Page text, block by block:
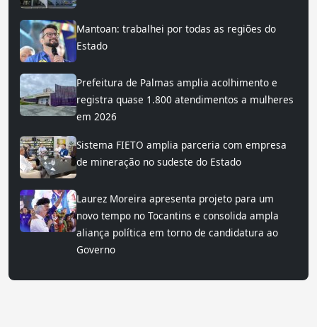
Mantoan: trabalhei por todas as regiões do
Estado
Prefeitura de Palmas amplia acolhimento e
registra quase 1.800 atendimentos a mulheres
em 2026
Sistema FIETO amplia parceria com empresa
de mineração no sudeste do Estado
Laurez Moreira apresenta projeto para um
novo tempo no Tocantins e consolida ampla
aliança política em torno de candidatura ao
Governo